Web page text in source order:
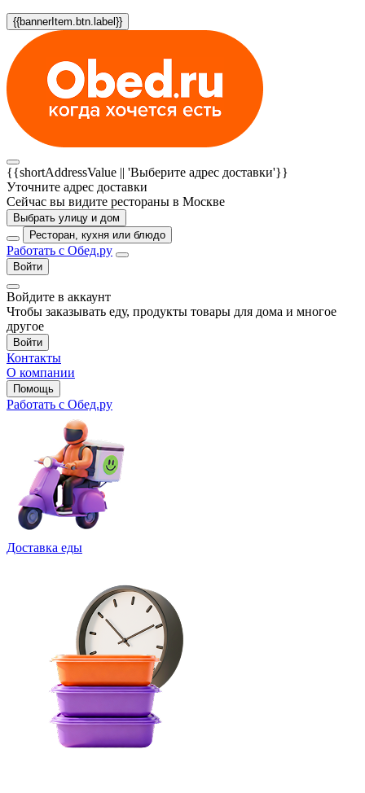
{{bannerItem.btn.label}}
{{shortAddressValue || 'Выберите адрес доставки'}}
Уточните адрес доставки
Сейчас вы видите рестораны в Москве
Выбрать улицу и дом
Ресторан, кухня или блюдо
Работать с Обед.ру
Войти
Войдите в аккаунт
Чтобы заказывать еду, продукты товары для дома и многое
другое
Войти
Контакты
О компании
Помощь
Работать с Обед.ру
Доставка еды